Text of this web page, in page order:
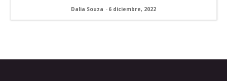
Dalia Souza - 6 diciembre, 2022